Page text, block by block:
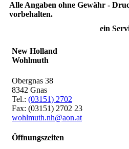
Alle Angaben ohne Gewähr -
vorbehalten.
ein
New Holland
Wohlmuth
Obergnas 38
8342 Gnas
Tel.: (03151) 2702
Fax: (03151) 2702 23
wohlmuth.nh@aon.at
Öffnungszeiten